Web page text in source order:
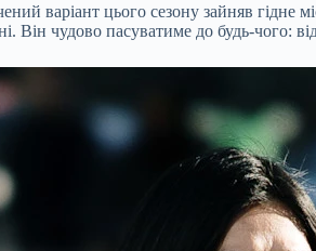
варіант цього сезону зайняв гідне
чудово пасуватиме до будь-чого: